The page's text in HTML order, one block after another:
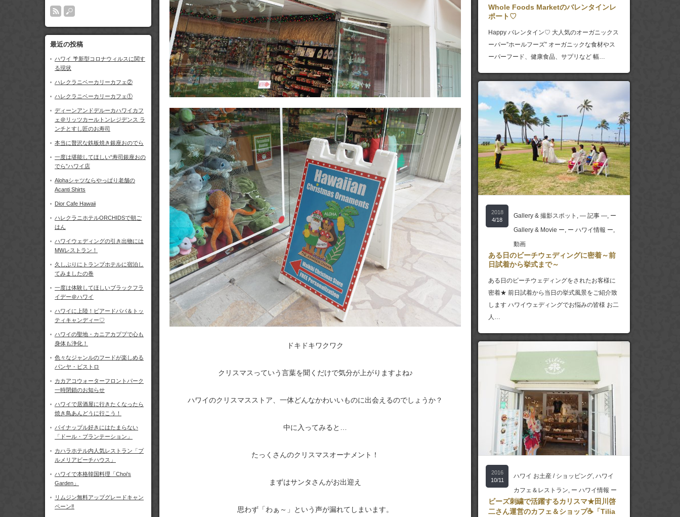
最近の投稿
ハワイ 🌴新型コロナウィルスに関す
る現状
ハレクラニベーカリーカフェ②
ハレクラニベーカリーカフェ①
ディーンアンドデルーカハワイカフ
ェ＠リッツカールトンレジデンス ラ
ンチとすし匠のお寿司
本当に贅沢な鉄板焼き銀座おのでら
一度は堪能してほしい“寿司銀座おの
でら”ハワイ店
Alohaシャツならやっぱり老舗の
Acanti Shirts
Dior Cafe Hawaii
ハレクラニホテルORCHIDSで朝ご
はん
ハワイウェディングの引き出物には
MWレストラン！
久しぶりにトランプホテルに宿泊し
てみましたの巻
一度は体験してほしいブラックフラ
イデー＠ハワイ
ハワイに上陸！ビアードパパ＆トッ
ティキャンディー♡
ハワイの聖地・カニアカププで心も
身体も浄化！
色々なジャンルのフードが楽しめる
パンヤ・ビストロ
カカアコウォーターフロントパーク
一時閉鎖のお知らせ
ハワイで居酒屋に行きたくなったら
焼き鳥あんどうに行こう！
パイナップル好きにはたまらない
「ドール・プランテーション」
カハラホテル内人気レストラン「プ
ルメリアビーチハウス」
ハワイで本格韓国料理「Choi’s
Garden」
リムジン無料アップグレードキャン
ペーン‼
ドキドキワクワク
クリスマスっていう言葉を聞くだけで気分が上がりますよね♪
ハワイのクリスマスストア、一体どんなかわいいものに出会えるのでしょうか？
中に入ってみると…
たっくさんのクリスマスオーナメント！
まずはサンタさんがお出迎え
思わず「わぁ～」という声が漏れてしまいます。
Whole Foods Marketのバレンタインレ
ポート♡
Happy バレンタイン♡ 大人気のオーガニックス
ーパー”ホールフーズ” オーガニックな食材やス
ーパーフード、健康食品、サプリなど 幅…
2018
4/18
Gallery & 撮影スポット , ― 記事 ―, ー
Gallery & Movie ー, ー ハワイ情報 ー,
動画
ある日のビーチウェディングに密着～前
日試着から挙式まで～
ある日のビーチウェディングをされたお客様に
密着★ 前日試着から当日の挙式風景をご紹介致
します ハワイウェディングでお悩みの皆様 お二
人…
2016
10/11
ハワイ お土産 / ショッピング, ハワイ
カフェ＆レストラン, ー ハワイ情報 ー
ビーズ刺繍で活躍するカリスマ★田川啓
二さん運営のカフェ＆ショップ☕「Tilia